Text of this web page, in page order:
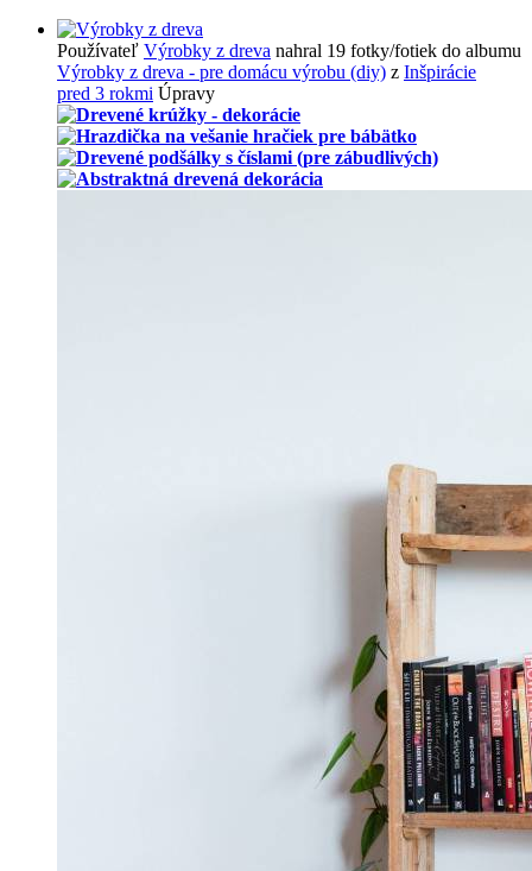
Používateľ Výrobky z dreva nahral 19 fotky/fotiek do albumu
Výrobky z dreva - pre domácu výrobu (diy) z Inšpirácie
pred 3 rokmi Úpravy